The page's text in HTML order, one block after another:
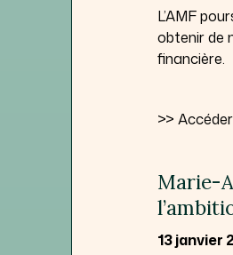
L’AMF
obtenir de
financière.
>>
Marie-
13 janvier